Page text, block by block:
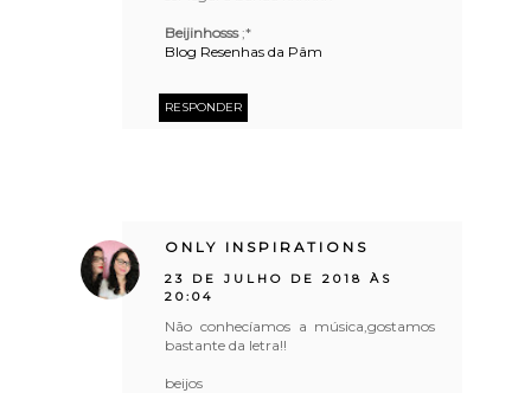
Beijinhosss;*
Blog Resenhas da Pâm
RESPONDER
ONLY INSPIRATIONS
23 DE JULHO DE 2018 ÀS
20:04
Não conhecíamos a música,gostamos
bastante da letra!!
beijos